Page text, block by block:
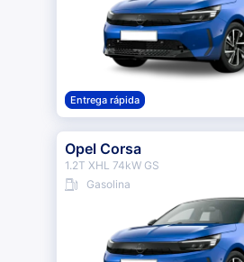
Entrega rápida
Opel Corsa
1.2T XHL 74kW GS
Gasolina